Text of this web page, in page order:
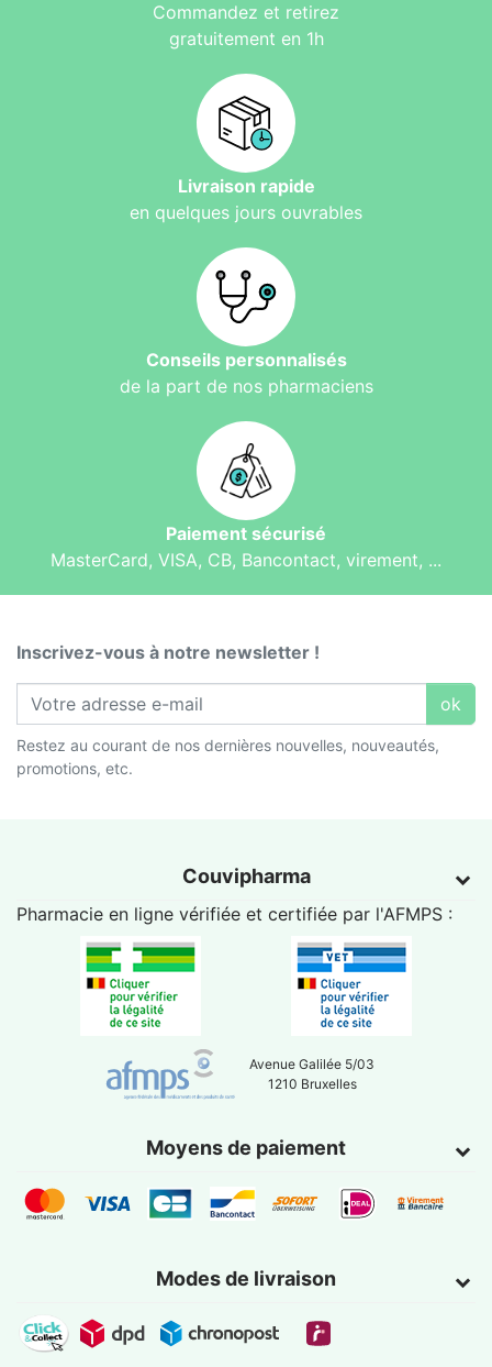
Commandez et retirez
gratuitement en 1h
Livraison rapide
en quelques jours ouvrables
Conseils personnalisés
de la part de nos pharmaciens
Paiement sécurisé
MasterCard, VISA, CB, Bancontact, virement, ...
Inscrivez-vous à notre newsletter !
ok
Restez au courant de nos dernières nouvelles, nouveautés,
promotions, etc.
Couvipharma
Pharmacie en ligne vérifiée et certifiée par l'AFMPS :
Avenue Galilée 5/03
1210 Bruxelles
Moyens de paiement
Modes de livraison